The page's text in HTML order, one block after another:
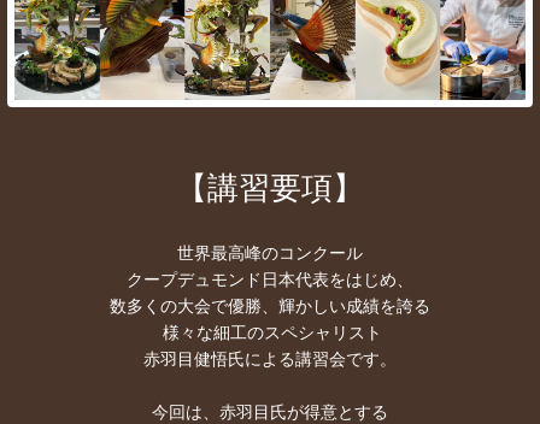
【講習要項】
世界最高峰のコンクール
クープデュモンド日本代表をはじめ、
数多くの大会で優勝、輝かしい成績を誇る
様々な細工のスペシャリスト
赤羽目健悟氏による講習会です。
今回は、赤羽目氏が得意とする